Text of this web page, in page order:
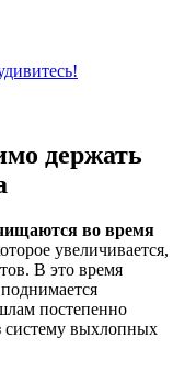
держать
во время
увеличивается,
В это время
постепенно
систему выхлопных